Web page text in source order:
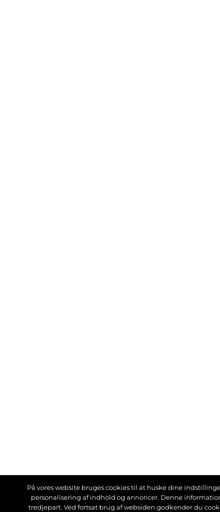
På vores website bruges cookies til at huske dine
personalisering af indhold og annoncer. Denne
tredjepart. Ved fortsat brug af websiden godkender du